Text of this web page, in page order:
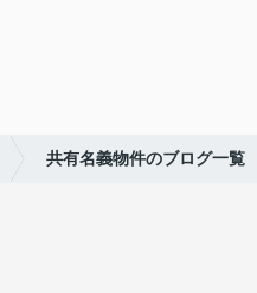
共有名義物件のブログ一覧